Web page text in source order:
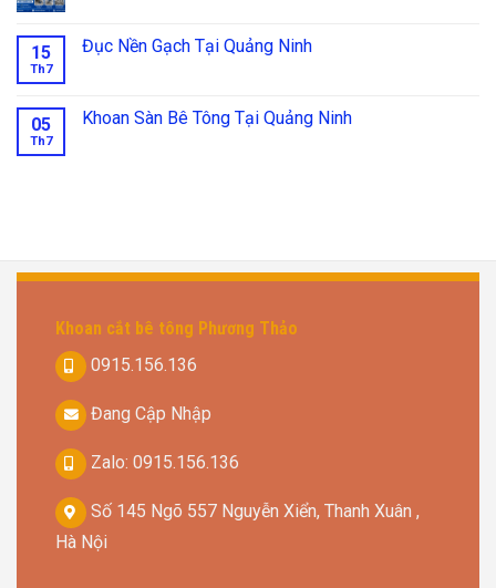
15
Th7
Đục Nền Gạch Tại Quảng Ninh
05
Th7
Khoan Sàn Bê Tông Tại Quảng Ninh
Khoan cắt bê tông Phương Thảo
0915.156.136
Đang Cập Nhập
Zalo: 0915.156.136
Số 145 Ngõ 557 Nguyễn Xiển, Thanh Xuân ,
Hà Nội